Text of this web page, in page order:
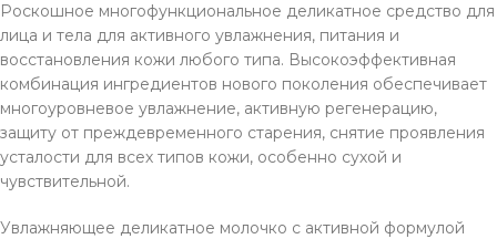
Роскошное многофункциональное деликатное средство для
лица и тела для активного увлажнения, питания и
восстановления кожи любого типа. Высокоэффективная
комбинация ингредиентов нового поколения обеспечивает
многоуровневое увлажнение, активную регенерацию,
защиту от преждевременного старения, снятие проявления
усталости для всех типов кожи, особенно сухой и
чувствительной.
Увлажняющее деликатное молочко с активной формулой